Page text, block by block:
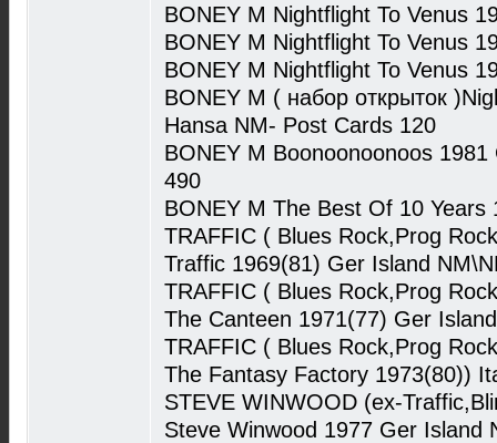
BONEY M Nightflight To Venus
BONEY M Nightflight To Venus
BONEY M Nightflight To Venus
BONEY M ( набор открыток
Hansa NM- Post Cards 120
BONEY M Boonoonoonoos
490
BONEY M The Best Of 10
TRAFFIC ( Blues Rock,Prog
Traffic 1969(81) Ger Island
TRAFFIC ( Blues Rock,Prog
The Canteen 1971(77) Ger
TRAFFIC ( Blues Rock,Prog
The Fantasy Factory 1973(80))
STEVE WINWOOD (ex-
Steve Winwood 1977 Ger Island